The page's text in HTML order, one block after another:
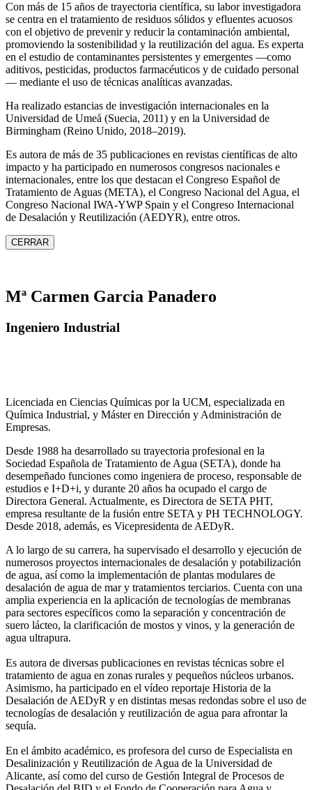
Con más de 15 años de trayectoria científica, su labor investigadora
se centra en el tratamiento de residuos sólidos y efluentes acuosos
con el objetivo de prevenir y reducir la contaminación ambiental,
promoviendo la sostenibilidad y la reutilización del agua. Es experta
en el estudio de contaminantes persistentes y emergentes —como
aditivos, pesticidas, productos farmacéuticos y de cuidado personal
— mediante el uso de técnicas analíticas avanzadas.
Ha realizado estancias de investigación internacionales en la
Universidad de Umeå (Suecia, 2011) y en la Universidad de
Birmingham (Reino Unido, 2018–2019).
Es autora de más de 35 publicaciones en revistas científicas de alto
impacto y ha participado en numerosos congresos nacionales e
internacionales, entre los que destacan el Congreso Español de
Tratamiento de Aguas (META), el Congreso Nacional del Agua, el
Congreso Nacional IWA‑YWP Spain y el Congreso Internacional
de Desalación y Reutilización (AEDYR), entre otros.
CERRAR
Mª Carmen Garcia Panadero
Ingeniero Industrial
Licenciada en Ciencias Químicas por la UCM, especializada en
Química Industrial, y Máster en Dirección y Administración de
Empresas.
Desde 1988 ha desarrollado su trayectoria profesional en la
Sociedad Española de Tratamiento de Agua (SETA), donde ha
desempeñado funciones como ingeniera de proceso, responsable de
estudios e I+D+i, y durante 20 años ha ocupado el cargo de
Directora General. Actualmente, es Directora de SETA PHT,
empresa resultante de la fusión entre SETA y PH TECHNOLOGY.
Desde 2018, además, es Vicepresidenta de AEDyR.
A lo largo de su carrera, ha supervisado el desarrollo y ejecución de
numerosos proyectos internacionales de desalación y potabilización
de agua, así como la implementación de plantas modulares de
desalación de agua de mar y tratamientos terciarios. Cuenta con una
amplia experiencia en la aplicación de tecnologías de membranas
para sectores específicos como la separación y concentración de
suero lácteo, la clarificación de mostos y vinos, y la generación de
agua ultrapura.
Es autora de diversas publicaciones en revistas técnicas sobre el
tratamiento de agua en zonas rurales y pequeños núcleos urbanos.
Asimismo, ha participado en el vídeo reportaje Historia de la
Desalación de AEDyR y en distintas mesas redondas sobre el uso de
tecnologías de desalación y reutilización de agua para afrontar la
sequía.
En el ámbito académico, es profesora del curso de Especialista en
Desalinización y Reutilización de Agua de la Universidad de
Alicante, así como del curso de Gestión Integral de Procesos de